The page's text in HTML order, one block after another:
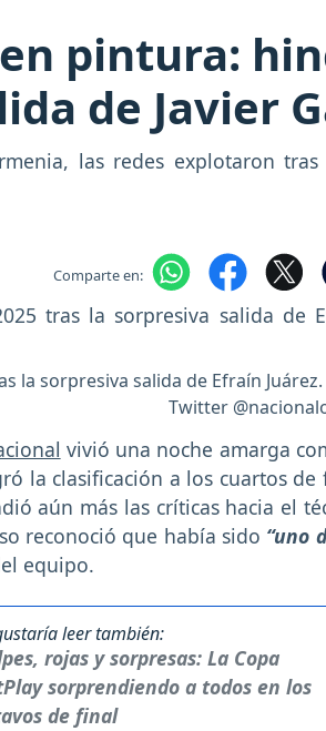
pintura:
de Javier
las redes explotaron
Comparte en:
la sorpresiva salida de Efraín Juárez.
Twitter
vivió una noche amarga
la clasificación a los cuartos de
aún más las críticas hacia el
reconoció que había sido “uno
equipo.
leer también:
rojas y sorpresas: La Copa
sorprendiendo a todos en los
de final